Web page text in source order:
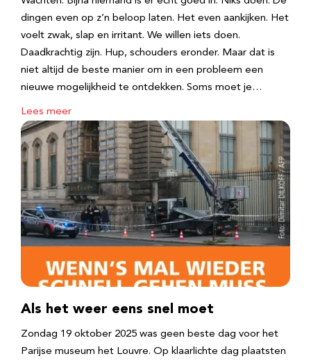
dingen even op z’n beloop laten. Het even aankijken. Het
voelt zwak, slap en irritant. We willen iets doen.
Daadkrachtig zijn. Hup, schouders eronder. Maar dat is
niet altijd de beste manier om in een probleem een
nieuwe mogelijkheid te ontdekken. Soms moet je…
Lees meer
Als het weer eens snel moet
Zondag 19 oktober 2025 was geen beste dag voor het
Parijse museum het Louvre. Op klaarlichte dag plaatsten